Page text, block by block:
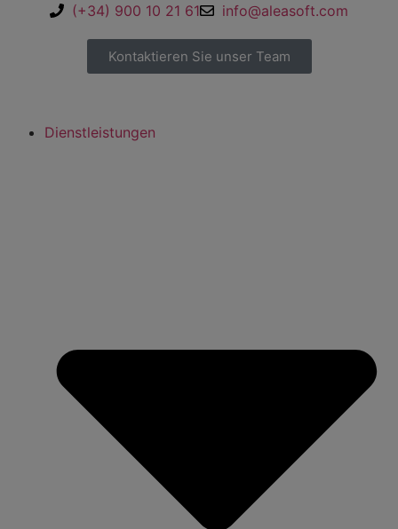
(+34) 900 10 21 61 info@aleasoft.com
Kontaktieren Sie unser Team
Dienstleistungen